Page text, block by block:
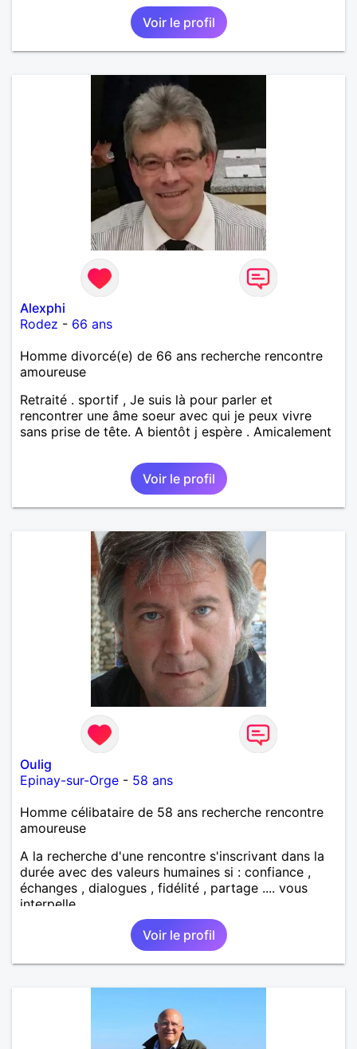
Voir le profil
Alexphi
Rodez - 66 ans
Homme divorcé(e) de 66 ans recherche rencontre
amoureuse
Retraité . sportif , Je suis là pour parler et
rencontrer une âme soeur avec qui je peux vivre
sans prise de tête. A bientôt j espère . Amicalement
Voir le profil
Oulig
Epinay-sur-Orge - 58 ans
Homme célibataire de 58 ans recherche rencontre
amoureuse
A la recherche d'une rencontre s'inscrivant dans la
durée avec des valeurs humaines si : confiance ,
échanges , dialogues , fidélité , partage .... vous
interpelle
Voir le profil